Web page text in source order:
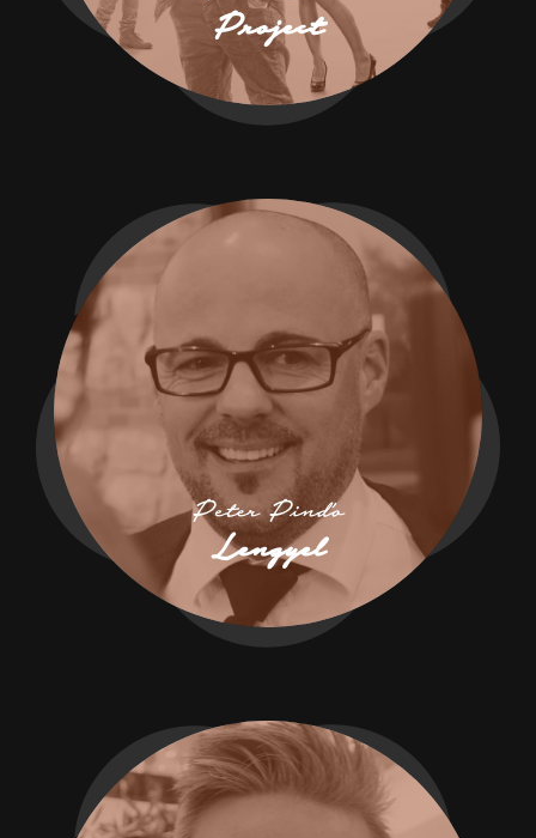
Project
Peter Pinďo
Lengyel